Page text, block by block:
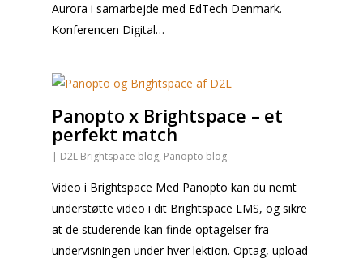
Aurora i samarbejde med EdTech Denmark.
Konferencen Digital…
Panopto x Brightspace – et
perfekt match
| D2L Brightspace blog, Panopto blog
Video i Brightspace Med Panopto kan du nemt
understøtte video i dit Brightspace LMS, og sikre
at de studerende kan finde optagelser fra
undervisningen under hver lektion. Optag, upload